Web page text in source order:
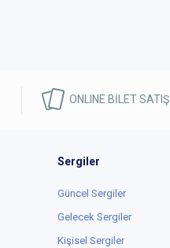
ONLINE BİLET SATIŞ
Sergiler
Güncel Sergiler
Gelecek Sergiler
Kişisel Sergiler